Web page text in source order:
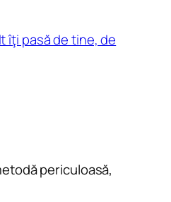
îţi pasă de tine, de
periculoasă,